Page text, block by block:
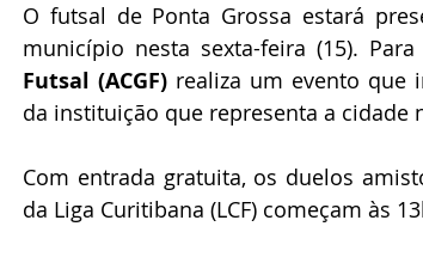
O futsal de Ponta Grossa estará
município nesta sexta-feira (15).
Futsal (ACGF) realiza um evento que
da instituição que representa a cidade
Com entrada gratuita, os duelos
da Liga Curitibana (LCF) começam às